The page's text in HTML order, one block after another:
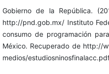
Gobierno de la República.
http://pnd.gob.mx/ Instituto
consumo de programación
México. Recuperado de http://
medios/